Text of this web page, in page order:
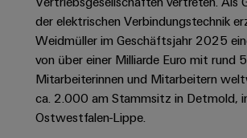
Energiespeichersysteme
(ESS)
Energieübertragung
und
-
Ethernet
Schaltschrank-
und
Feldebene
Kabel
SPS
Systemverkabelung
&
Migrationslösungen
Industrial
Service
Platform
Connectivity
Consulting
News
Messen
Newsletter
&
Culture
Compliance
Weidmüller
Welt
für
Studienabbrecher
Offene
Stellen
für
der elektrischen Verbindungstechnik
Weidmüller im Geschäftsjahr 2025
von über einer Milliarde Euro mit rund
Mitarbeiterinnen und Mitarbeitern
ca. 2.000 am Stammsitz in Detmold,
Ostwestfalen-Lippe.